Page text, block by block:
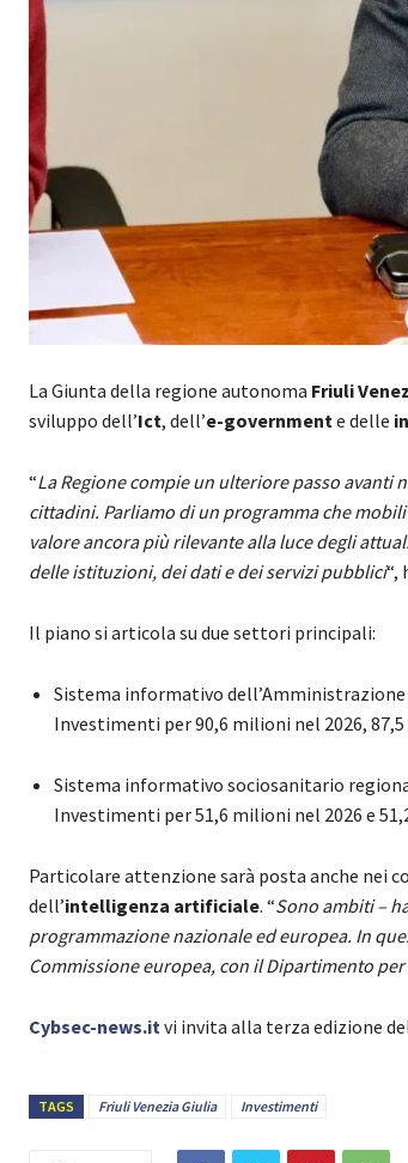
La Giunta della regione autonoma Friuli
sviluppo dell’Ict, dell’e-government e delle
“La Regione compie un ulteriore passo
cittadini. Parliamo di un programma che
valore ancora più rilevante alla luce degli
delle istituzioni, dei dati e dei servizi pubblici“,
Il piano si articola su due settori principali:
Sistema informativo
Investimenti per 90,6 milioni nel 2026,
Sistema informativo sociosanitario
Investimenti per 51,6 milioni nel 2026 e
Particolare attenzione sarà posta anche nei
dell’intelligenza artificiale. “Sono ambiti –
programmazione nazionale ed europea. In
Commissione europea, con il Dipartimento
Cybsec-news.it vi invita alla terza edizione
TAGS Friuli Venezia Giulia Investimenti